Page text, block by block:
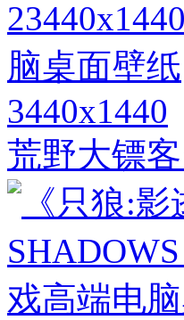
3440x1440
荒野大镖